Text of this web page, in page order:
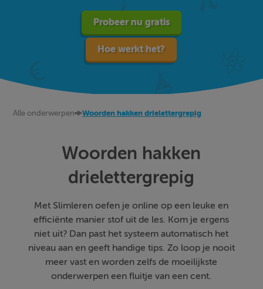
Probeer nu gratis
Hoe werkt het?
Alle onderwerpen Woorden hakken drielettergrepig
Woorden hakken
drielettergrepig
Met Slimleren oefen je online op een leuke en
efficiënte manier stof uit de les. Kom je ergens
niet uit? Dan past het systeem automatisch het
niveau aan en geeft handige tips. Zo loop je nooit
meer vast en worden zelfs de moeilijkste
onderwerpen een fluitje van een cent.